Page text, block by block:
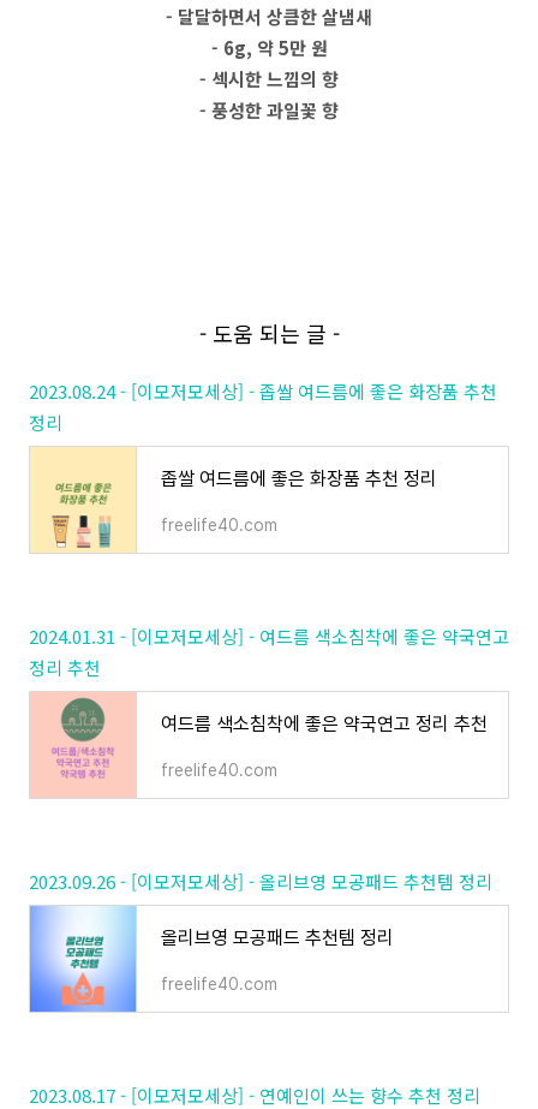
- 달달하면서 상큼한 살냄새
- 6g, 약 5만 원
- 섹시한 느낌의 향
- 풍성한 과일꽃 향
- 도움 되는 글 -
2023.08.24 - [이모저모세상] - 좁쌀 여드름에 좋은 화장품 추천
정리
좁쌀 여드름에 좋은 화장품 추천 정리
freelife40.com
2024.01.31 - [이모저모세상] - 여드름 색소침착에 좋은 약국연고
정리 추천
여드름 색소침착에 좋은 약국연고 정리 추천
freelife40.com
2023.09.26 - [이모저모세상] - 올리브영 모공패드 추천템 정리
올리브영 모공패드 추천템 정리
freelife40.com
2023.08.17 - [이모저모세상] - 연예인이 쓰는 향수 추천 정리